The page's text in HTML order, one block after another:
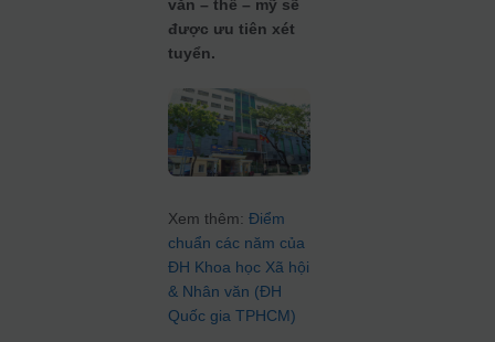
văn – thể – mỹ sẽ
được ưu tiên xét
tuyển.
Xem thêm:Điểm
chuẩn các năm của
ĐH Khoa học Xã hội
& Nhân văn (ĐH
Quốc gia TPHCM)